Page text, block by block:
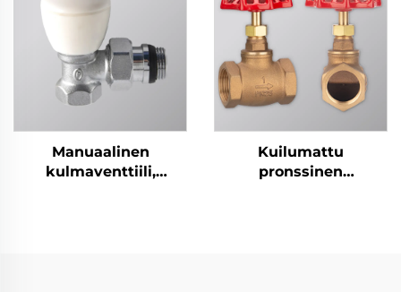
Manuaalinen
kulmaventtiili,
Kuilumattu
pronssinen